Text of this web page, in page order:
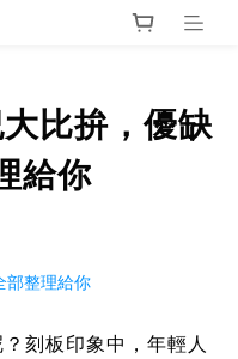
比拚，優缺
給你
刻板印象中，年輕人